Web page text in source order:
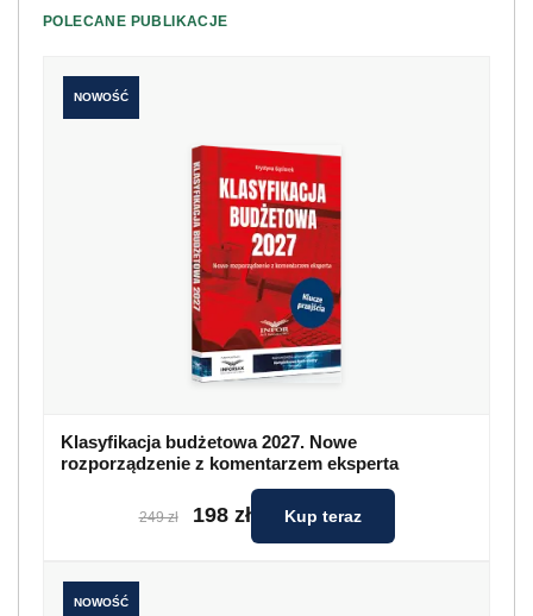
POLECANE PUBLIKACJE
NOWOŚĆ
Klasyfikacja budżetowa 2027. Nowe
rozporządzenie z komentarzem eksperta
249 zł 198 zł Kup teraz
NOWOŚĆ